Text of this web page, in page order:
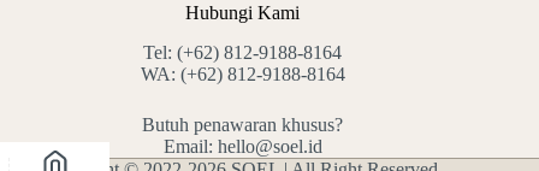
Hubungi Kami
Tel:(+62) 812-9188-8164
WA: (+62) 812-9188-8164
Butuh penawaran khusus?
Email: hello@soel.id